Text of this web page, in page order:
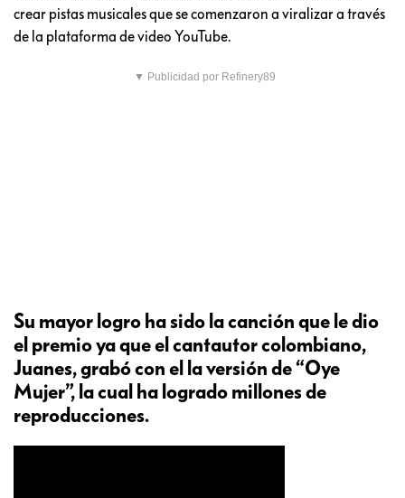
crear pistas musicales que se comenzaron a viralizar a través
de la plataforma de video YouTube.
▼ Publicidad por Refinery89
Su mayor logro ha sido la canción que le dio
el premio ya que el cantautor colombiano,
Juanes, grabó con el la versión de “Oye
Mujer”, la cual ha logrado millones de
reproducciones.